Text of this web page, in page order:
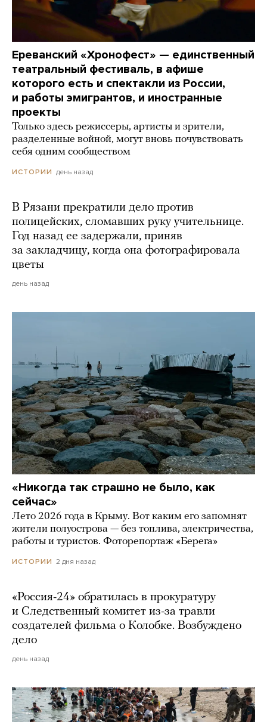
Ереванский «Хронофест» — единственный
театральный фестиваль, в афише
которого есть и спектакли из России,
и работы эмигрантов, и иностранные
проекты
Только здесь режиссеры, артисты и зрители,
разделенные войной, могут вновь почувствовать
себя одним сообществом
ИСТОРИИ день назад
В Рязани прекратили дело против
полицейских, сломавших руку учительнице.
Год назад ее задержали, приняв
за закладчицу, когда она фотографировала
цветы
день назад
«Никогда так страшно не было, как
сейчас»
Лето 2026 года в Крыму. Вот каким его запомнят
жители полуострова — без топлива, электричества,
работы и туристов. Фоторепортаж «Берега»
ИСТОРИИ 2 дня назад
«Россия-24» обратилась в прокуратуру
и Следственный комитет из-за травли
создателей фильма о Колобке. Возбуждено
дело
день назад